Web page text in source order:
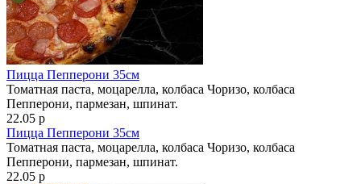
Пицца Пепперони 35см
Томатная паста, моцарелла, колбаса Чоризо, колбаса
Пепперони, пармезан, шпинат.
22.05 р
Пицца Пепперони 35см
Томатная паста, моцарелла, колбаса Чоризо, колбаса
Пепперони, пармезан, шпинат.
22.05 р